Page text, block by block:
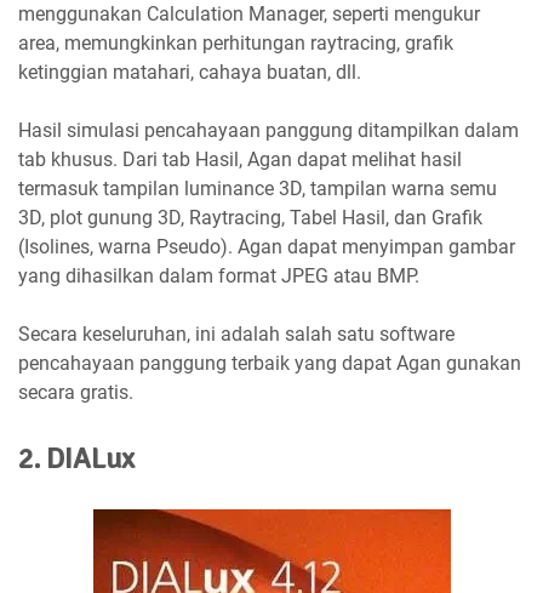
menggunakan Calculation Manager, seperti mengukur
area, memungkinkan perhitungan raytracing, grafik
ketinggian matahari, cahaya buatan, dll.
Hasil simulasi pencahayaan panggung ditampilkan dalam
tab khusus. Dari tab Hasil, Agan dapat melihat hasil
termasuk tampilan luminance 3D, tampilan warna semu
3D, plot gunung 3D, Raytracing, Tabel Hasil, dan Grafik
(Isolines, warna Pseudo). Agan dapat menyimpan gambar
yang dihasilkan dalam format JPEG atau BMP.
Secara keseluruhan, ini adalah salah satu software
pencahayaan panggung terbaik yang dapat Agan gunakan
secara gratis.
2. DIALux